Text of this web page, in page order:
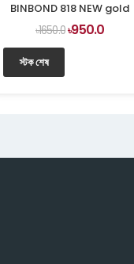
BINBOND 818 NEW gold
৳1650.0৳950.0
স্টক শেষ